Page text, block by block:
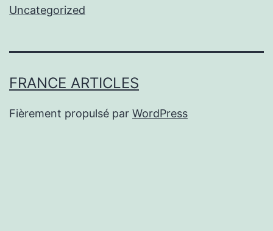
Uncategorized
FRANCE ARTICLES
Fièrement propulsé par WordPress